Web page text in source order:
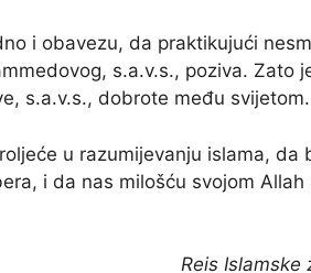
i obavezu, da praktikujući
s.a.v.s., poziva. Zato
s.a.v.s., dobrote među svijetom.
u razumijevanju islama, da
i da nas milošću svojom
Reis Islamske